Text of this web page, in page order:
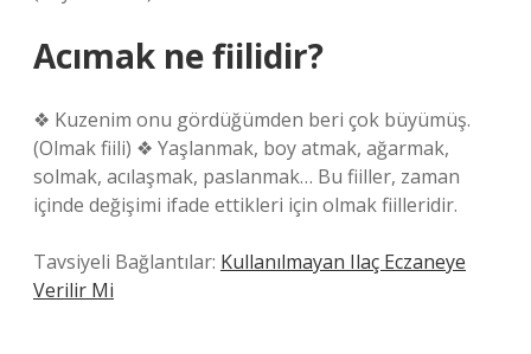
Acımak ne fiilidir?
❖ Kuzenim onu ​​gördüğümden beri çok büyümüş.
(Olmak fiili) ❖ Yaşlanmak, boy atmak, ağarmak,
solmak, acılaşmak, paslanmak… Bu fiiller, zaman
içinde değişimi ifade ettikleri için olmak fiilleridir.
Tavsiyeli Bağlantılar: Kullanılmayan Ilaç Eczaneye
Verilir Mi